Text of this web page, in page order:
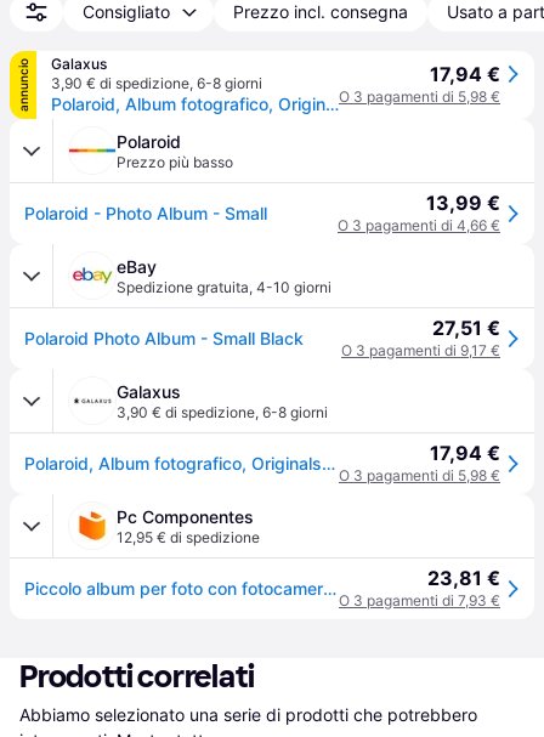
Consigliato Prezzo incl. consegna Usato a
annuncio
Galaxus
3,90 € di spedizione, 6-8 giorni
Polaroid, Album fotografico, Originals (12.60 x 11.80cm)
17,94 €
O 3 pagamenti di 5,98 €
Polaroid
Prezzo più basso
Polaroid - Photo Album - Small 13,99 €
O 3 pagamenti di 4,66 €
eBay
Spedizione gratuita, 4-10 giorni
Polaroid Photo Album - Small Black 27,51 €
O 3 pagamenti di 9,17 €
Galaxus
3,90 € di spedizione, 6-8 giorni
Polaroid, Album fotografico, Originals (12.60 x 11.80cm) 17,94 €
O 3 pagamenti di 5,98 €
Pc Componentes
12,95 € di spedizione
Piccolo album per foto con fotocamera istantanea Polaroid, nero 23,81 €
O 3 pagamenti di 7,93 €
Prodotti correlati
Abbiamo selezionato una serie di prodotti che potrebbero